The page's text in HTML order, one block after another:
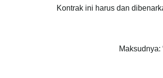
Kontrak ini harus dan